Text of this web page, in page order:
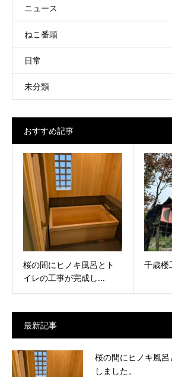
ニュース
ねこ番頭
日常
未分類
おすすめ記事
桜の間にヒノキ風呂とト
イレの工事が完成し...
千歳楼
最新記事
桜の間にヒノキ風
しました。